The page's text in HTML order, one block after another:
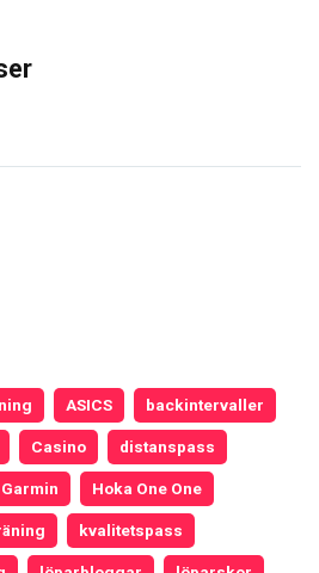
ASICS backintervaller
Casino distanspass
Garmin Hoka One One
kvalitetspass